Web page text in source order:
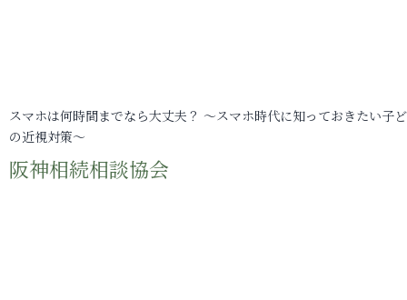
スマホは何時間までなら大丈夫？ ～スマホ時代に知っておきたい子
の近視対策～
阪神相続相談協会